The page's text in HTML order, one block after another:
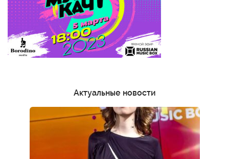
Актуальные новости